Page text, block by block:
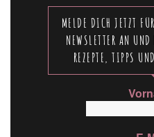
MELDE DICH JETZT
NEWSLETTER AN
REZEPTE, TIPPS